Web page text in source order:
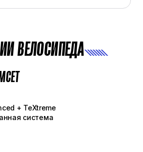
ВЕЛОСИПЕДА
+ TeXtreme
система